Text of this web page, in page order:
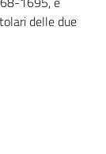
delle due